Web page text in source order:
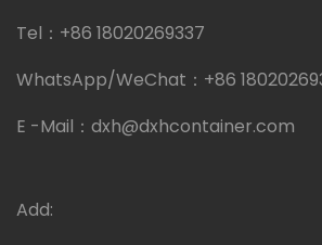
Tel： +86 18020269337
WhatsApp/WeChat： +86
E -Mail： dxh@dxhcontainer.com
Add: